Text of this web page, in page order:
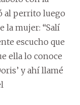
al perrito luego
la mujer: “Salí
escucho que
ella lo conoce
y ahí llamé